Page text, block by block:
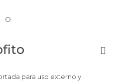
para uso externo y